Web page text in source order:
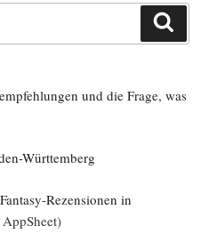
und die Frage, was
Württemberg
Rezensionen in